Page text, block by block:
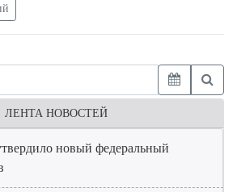
ЛЕНТА НОВОСТЕЙ
новый федеральный